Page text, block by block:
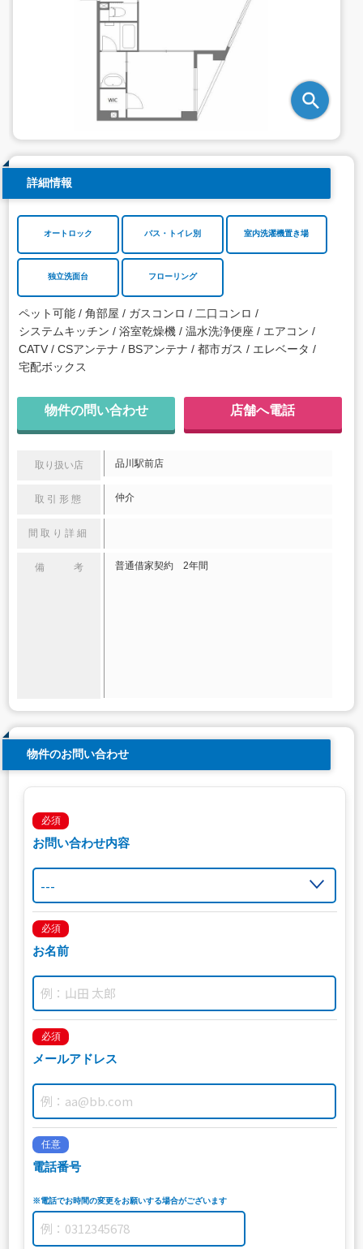
詳細情報
オートロック バス・トイレ別 室内洗濯機置き場
独立洗面台 フローリング
ペット可能 角部屋 ガスコンロ
二口コンロ
システムキッチン
浴室乾燥機 温水洗浄便座
エアコン
CATV
CSアンテナ BSアンテナ 都市ガス
エレベータ
宅配ボックス
物件の問い合わせ 店舗へ電話
取り扱い店 品川駅前店
取引形態 仲介
間取り詳細
備 考 普通借家契約 2年間
物件のお問い合わせ
必須
お問い合わせ内容
必須
お名前
必須
メールアドレス
任意
電話番号
※電話でお時間の変更をお願いする場合がございます